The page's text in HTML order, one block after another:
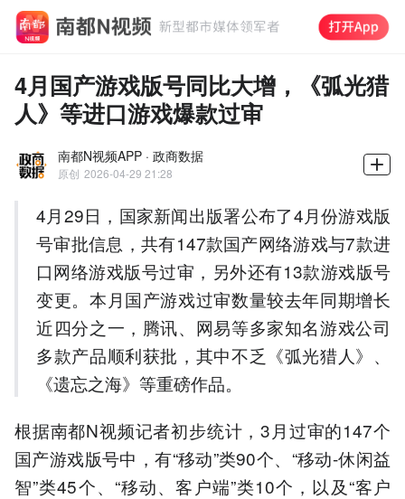
4月国产游戏版号同比大增，《弧光猎
人》等进口游戏爆款过审
南都N视频APP · 政商数据
原创 2026-04-29 21:28
4月29日，国家新闻出版署公布了4月份游戏版
号审批信息，共有147款国产网络游戏与7款进
口网络游戏版号过审，另外还有13款游戏版号
变更。本月国产游戏过审数量较去年同期增长
近四分之一，腾讯、网易等多家知名游戏公司
多款产品顺利获批，其中不乏《弧光猎人》、
《遗忘之海》等重磅作品。
根据南都N视频记者初步统计，3月过审的147个
国产游戏版号中，有“移动”类90个、“移动-休闲益
智”类45个、“移动、客户端”类10个，以及“客户